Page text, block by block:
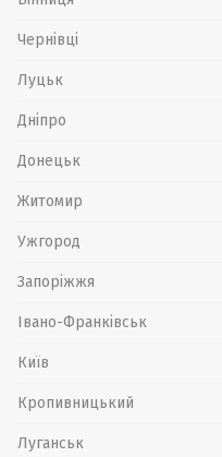
Чернівці
Луцьк
Дніпро
Донецьк
Житомир
Ужгород
Запоріжжя
Івано-Франківськ
Київ
Кропивницький
Луганськ